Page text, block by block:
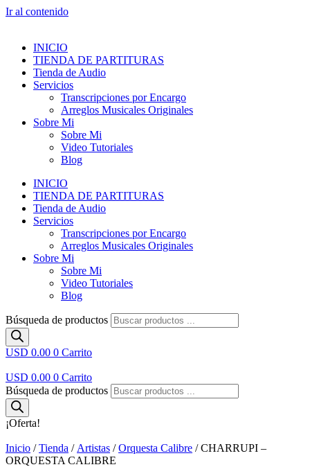
Ir al contenido
INICIO
TIENDA DE PARTITURAS
Tienda de Audio
Servicios
Transcripciones por Encargo
Arreglos Musicales Originales
Sobre Mi
Sobre Mi
Video Tutoriales
Blog
INICIO
TIENDA DE PARTITURAS
Tienda de Audio
Servicios
Transcripciones por Encargo
Arreglos Musicales Originales
Sobre Mi
Sobre Mi
Video Tutoriales
Blog
Búsqueda de productos
USD 0.00 0 Carrito
USD 0.00 0 Carrito
Búsqueda de productos
¡Oferta!
Inicio /Tienda / Artistas /Orquesta Calibre / CHARRUPI –
ORQUESTA CALIBRE